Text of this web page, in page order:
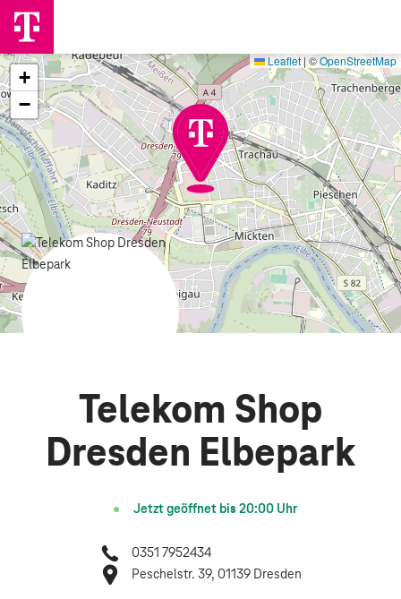
+
−
Leaflet |©OpenStreetMap
Telekom Shop
Dresden Elbepark
Jetzt geöffnet bis 20:00Uhr
0351 7952434
Peschelstr. 39, 01139 Dresden